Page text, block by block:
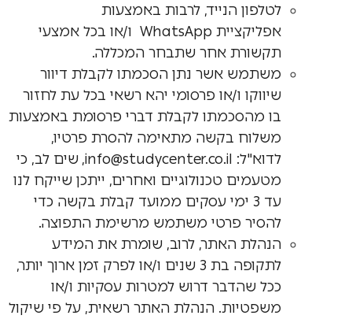
לטלפון הנייד, לרבות באמצעות
אפליקציית WhatsApp ו/או בכל אמצעי
תקשורת אחר שתבחר המכללה.
משתמש אשר נתן הסכמתו לקבלת דיוור
שיווקו ו/או פרסומי יהא רשאי בכל עת לחזור
בו מהסכמתו לקבלת דברי פרסומת באמצעות
משלוח בקשה מתאימה להסרת פרטיו,
לדוא"ל: info@studycenter.co.il, שים לב, כי
מטעמים טכנולוגיים ואחרים, ייתכן שייקח לנו
עד 3 ימי עסקים ממועד קבלת בקשה כדי
להסיר פרטי משתמש מרשימת התפוצה.
הנהלת האתר, לרוב, שומרת את המידע
לתקופה בת 3 שנים ו/או לפרק זמן ארוך יותר,
ככל שהדבר דרוש למטרות עסקיות ו/או
משפטיות. הנהלת האתר רשאית, על פי שיקול